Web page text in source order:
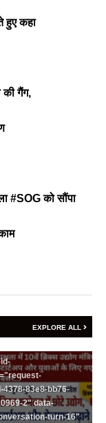
हुए कहा
की गैंग,
#SOG को सौंपा
EXPLORE ALL
NEWS
सम्मेलन में
none has-data-
4378-83e8-bb76-
2" data-
turn-16"